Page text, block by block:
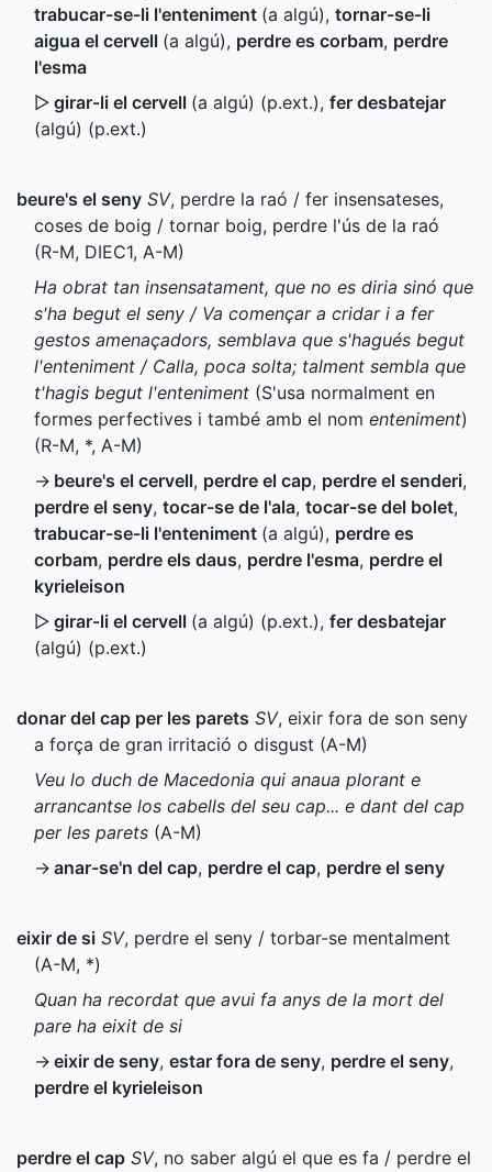
trabucar-se-li l'enteniment (a algú), tornar-se-li
aigua el cervell (a algú), perdre es corbam, perdre
l'esma
▷ girar-li el cervell (a algú) (p.ext.), fer desbatejar
(algú) (p.ext.)
beure's el seny SV, perdre la raó / fer insensateses,
coses de boig / tornar boig, perdre l'ús de la raó
(R-M, DIEC1, A-M)
Ha obrat tan insensatament, que no es diria sinó que
s'ha begut el seny / Va començar a cridar i a fer
gestos amenaçadors, semblava que s'hagués begut
l'enteniment / Calla, poca solta; talment sembla que
t'hagis begut l'enteniment (S'usa normalment en
formes perfectives i també amb el nom enteniment)
(R-M, *, A-M)
→ beure's el cervell, perdre el cap, perdre el senderi,
perdre el seny, tocar-se de l'ala, tocar-se del bolet,
trabucar-se-li l'enteniment (a algú), perdre es
corbam, perdre els daus, perdre l'esma, perdre el
kyrieleison
▷ girar-li el cervell (a algú) (p.ext.), fer desbatejar
(algú) (p.ext.)
donar del cap per les parets SV, eixir fora de son seny
a força de gran irritació o disgust (A-M)
Veu lo duch de Macedonia qui anaua plorant e
arrancantse los cabells del seu cap... e dant del cap
per les parets (A-M)
→ anar-se'n del cap, perdre el cap, perdre el seny
eixir de si SV, perdre el seny / torbar-se mentalment
(A-M, *)
Quan ha recordat que avui fa anys de la mort del
pare ha eixit de si
→ eixir de seny, estar fora de seny, perdre el seny,
perdre el kyrieleison
perdre el cap SV, no saber algú el que es fa / perdre el